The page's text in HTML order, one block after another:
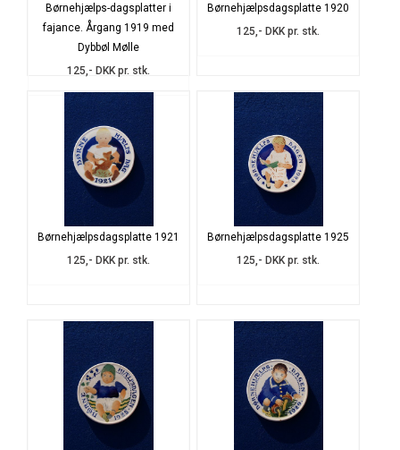
Børnehjælps-dagsplatter i
fajance. Årgang 1919 med
Dybbøl Mølle
125,- DKK pr. stk.
Børnehjælpsdagsplatte 1920
125,- DKK pr. stk.
Børnehjælpsdagsplatte 1921
125,- DKK pr. stk.
Børnehjælpsdagsplatte 1925
125,- DKK pr. stk.